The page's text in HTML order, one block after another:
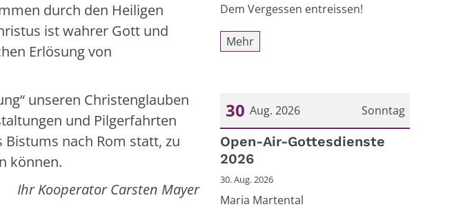
durch den Heiligen
ist wahrer Gott und
Erlösung von
unseren Christenglauben
und Pilgerfahrten
Bistums nach Rom statt, zu
können.
Ihr Kooperator Carsten Mayer
Dem Vergessen entreissen!
Mehr
Sonntag
30 Aug. 2026
Datum: 30. August 2026
Open-Air-Gottesdienste
2026
30. Aug. 2026
Maria Martental